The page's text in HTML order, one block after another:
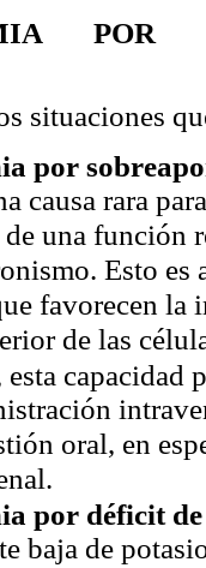
POR
situaciones
por
causa rara
de una función
Esto es
favorecen la
de las
capacidad
oral, en
por déficit
baja de